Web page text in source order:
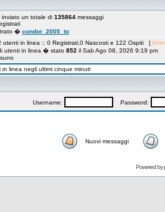
un totale di 135864 messaggi
� condor_2005_to
utenti in linea :: 0 Registrati,0 Nascosti e 122 Ospiti [
utenti in linea � stato 852 il Sab Ago 08, 2026 9:19 pm
linea negli ultimi cinque minuti
Username: Password:
Nuovi messaggi
Powered by